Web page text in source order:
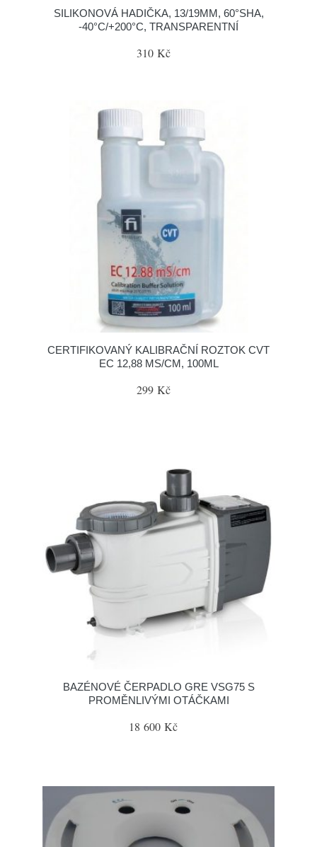
SILIKONOVÁ HADIČKA, 13/19MM, 60°SHA,
-40°C/+200°C, TRANSPARENTNÍ
310 Kč
CERTIFIKOVANÝ KALIBRAČNÍ ROZTOK CVT
EC 12,88 MS/CM, 100ML
299 Kč
BAZÉNOVÉ ČERPADLO GRE VSG75 S
PROMĚNLIVÝMI OTÁČKAMI
18 600 Kč